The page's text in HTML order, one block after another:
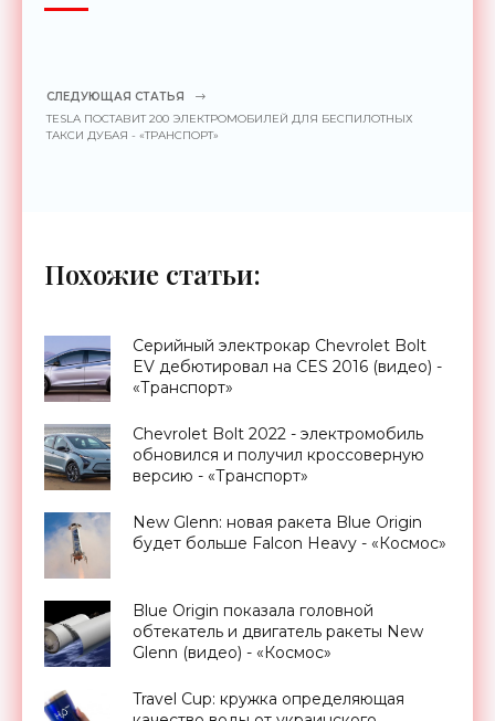
СЛЕДУЮЩАЯ СТАТЬЯ
TESLA ПОСТАВИТ 200 ЭЛЕКТРОМОБИЛЕЙ ДЛЯ БЕСПИЛОТНЫХ
ТАКСИ ДУБАЯ - «ТРАНСПОРТ»
Похожие статьи:
Серийный электрокар Chevrolet Bolt
EV дебютировал на CES 2016 (видео) -
«Транспорт»
Chevrolet Bolt 2022 - электромобиль
обновился и получил кроссоверную
версию - «Транспорт»
New Glenn: новая ракета Blue Origin
будет больше Falcon Heavy - «Космос»
Blue Origin показала головной
обтекатель и двигатель ракеты New
Glenn (видео) - «Космос»
Travel Cup: кружка определяющая